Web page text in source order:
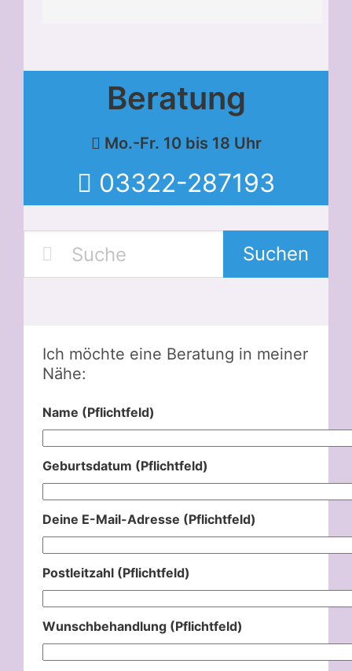
Beratung
Mo.-Fr. 10 bis 18 Uhr
03322-287193
Suchen
Ich möchte eine Beratung in meiner
Nähe:
Name (Pflichtfeld)
Geburtsdatum (Pflichtfeld)
Deine E-Mail-Adresse (Pflichtfeld)
Postleitzahl (Pflichtfeld)
Wunschbehandlung (Pflichtfeld)